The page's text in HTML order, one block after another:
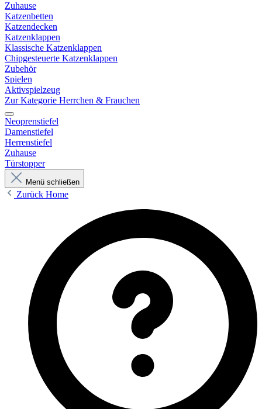
Zuhause
Katzenbetten
Katzendecken
Katzenklappen
Klassische Katzenklappen
Chipgesteuerte Katzenklappen
Zubehör
Spielen
Aktivspielzeug
Zur Kategorie Herrchen & Frauchen
Neoprenstiefel
Damenstiefel
Herrenstiefel
Zuhause
Türstopper
Menü schließen
Zurück Home